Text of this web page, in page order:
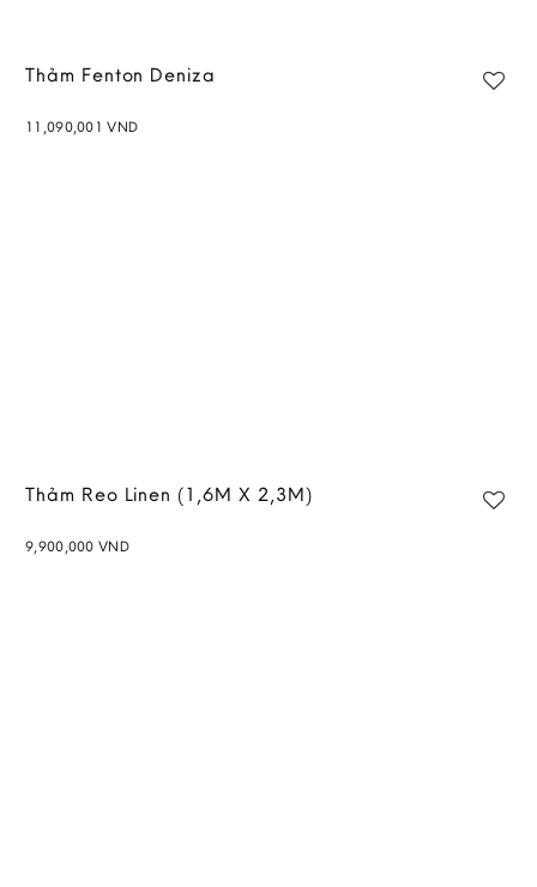
Thảm Fenton Deniza
11,090,001VND
Thảm Reo Linen (1,6M X 2,3M)
9,900,000 VND